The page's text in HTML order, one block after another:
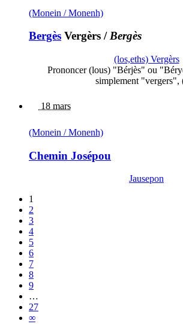
(Monein / Monenh)
Bergès Vergèrs /Bergès
(los,eths) Vergèrs
Prononcer (lous) "Bérjès" ou
simplement
18 mars
(Monein / Monenh)
Chemin Josépou
Jausepon
1
2
3
4
5
6
7
8
9
…
27
∞